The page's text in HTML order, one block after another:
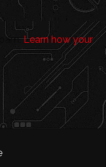
Learn how your